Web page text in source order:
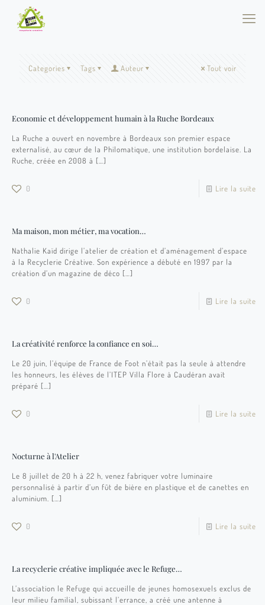
Categories Tags Auteur Tout voir
Economie et développement humain à la Ruche Bordeaux
La Ruche a ouvert en novembre à Bordeaux son premier espace
externalisé, au cœur de la Philomatique, une institution bordelaise. La
Ruche, créée en 2008 à […]
0 Lire la suite
Ma maison, mon métier, ma vocation…
Nathalie Kaïd dirige l’atelier de création et d’aménagement d’espace
à la Recyclerie Créative. Son expérience a débuté en 1997 par la
création d’un magazine de déco […]
0 Lire la suite
La créativité renforce la confiance en soi…
Le 20 juin, l’équipe de France de Foot n’était pas la seule à attendre
les honneurs, les élèves de l’ITEP Villa Flore à Caudéran avait
préparé […]
0 Lire la suite
Nocturne à l'Atelier
Le 8 juillet de 20 h à 22 h, venez fabriquer votre luminaire
personnalisé à partir d’un fût de bière en plastique et de canettes en
aluminium. […]
0 Lire la suite
La recyclerie créative impliquée avec le Refuge…
L’association le Refuge qui accueille de jeunes homosexuels exclus de
leur milieu familial, subissant l’errance, a créé une antenne à